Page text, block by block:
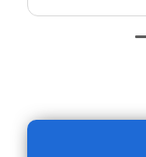
teknologi
bertenaga.
bahan bakar.